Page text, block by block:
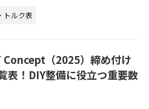
トルク表
Concept（2025）締め付け
表！DIY整備に役立つ重要数